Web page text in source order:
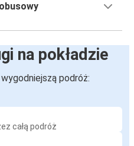
na pokładzie
podróż:
całą podróż